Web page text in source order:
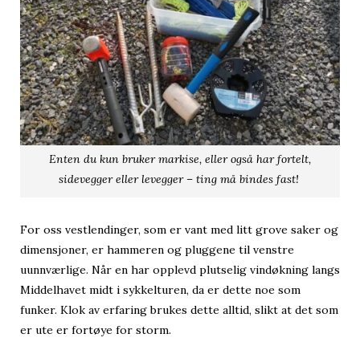
Enten du kun bruker markise, eller også har fortelt,
sidevegger eller levegger – ting må bindes fast!
For oss vestlendinger, som er vant med litt grove saker og
dimensjoner, er hammeren og pluggene til venstre
uunnværlige. Når en har opplevd plutselig vindøkning langs
Middelhavet midt i sykkelturen, da er dette noe som
funker. Klok av erfaring brukes dette alltid, slikt at det som
er ute er fortøye for storm.